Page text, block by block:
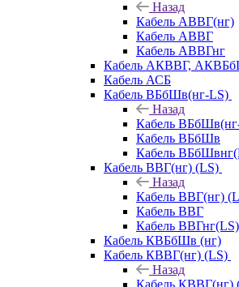
Назад
Кабель АВВГ(нг)
Кабель АВВГ
Кабель АВВГнг
Кабель АКВВГ,
Кабель АСБ
Кабель ВБбШв(нг-LS)
Назад
Кабель
Кабель ВБбШв
Кабель
Кабель ВВГ(нг) (LS)
Назад
Кабель ВВГ(нг)
Кабель ВВГ
Кабель ВВГнг(LS)
Кабель КВБбШв (нг)
Кабель КВВГ(нг) (LS)
Назад
Кабель КВВГ(нг)